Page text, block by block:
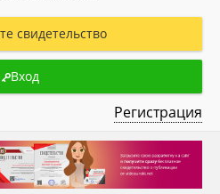
свидетельство
Вход
Регистрация